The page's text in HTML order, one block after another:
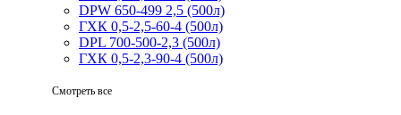
DPW 650-499 2,5 (500л)
ГХК 0,5-2,5-60-4 (500л)
DPL 700-500-2,3 (500л)
ГХК 0,5-2,3-90-4 (500л)
Смотреть все